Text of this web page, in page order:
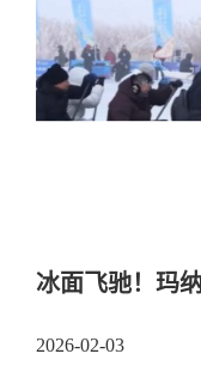
冰面飞驰！玛
2026-02-03